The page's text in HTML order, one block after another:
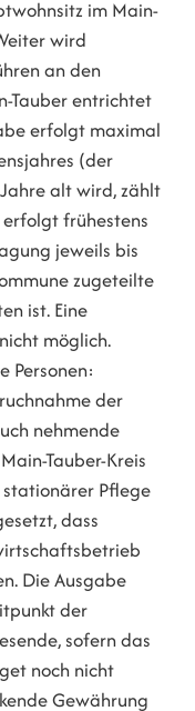
im Main-
wird
an den
Tauber entrichtet
erfolgt maximal
(der
alt wird, zählt
frühestens
jeweils bis
zugeteilte
ist. Eine
möglich.
Personen:
der
nehmende
Tauber-Kreis
Pflege
dass
Die Ausgabe
der
sofern das
noch nicht
Gewährung